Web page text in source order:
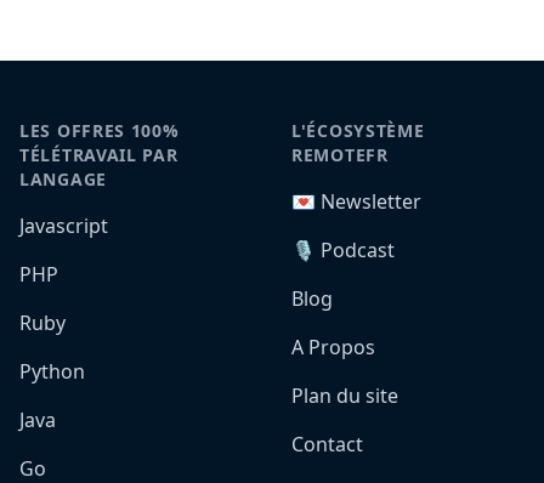
LES OFFRES 100%
TÉLÉTRAVAIL PAR
LANGAGE
Javascript
PHP
Ruby
Python
Java
Go
L'ÉCOSYSTÈME
REMOTEFR
💌 Newsletter
🎙️ Podcast
Blog
A Propos
Plan du site
Contact